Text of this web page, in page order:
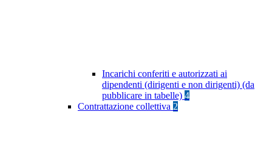
Incarichi conferiti e autorizzati ai
dipendenti (dirigenti e non dirigenti) (da
pubblicare in tabelle) 4
Contrattazione collettiva 2